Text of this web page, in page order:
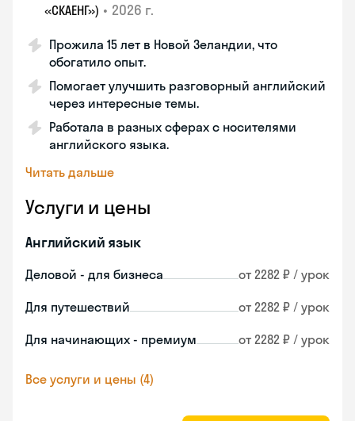
«СКАЕНГ») • 2026 г.
Прожила 15 лет в Новой Зеландии, что
обогатило опыт.
Помогает улучшить разговорный английский
через интересные темы.
Работала в разных сферах с носителями
английского языка.
Читать дальше
Услуги и цены
Английский язык
Деловой - для бизнеса от 2282 ₽ / урок
Для путешествий от 2282 ₽ / урок
Для начинающих - премиум от 2282 ₽ / урок
Все услуги и цены (4)